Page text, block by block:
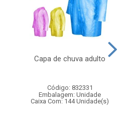
Capa de chuva adulto
Código: 832331
Embalagem: Unidade
Caixa Com: 144 Unidade(s)